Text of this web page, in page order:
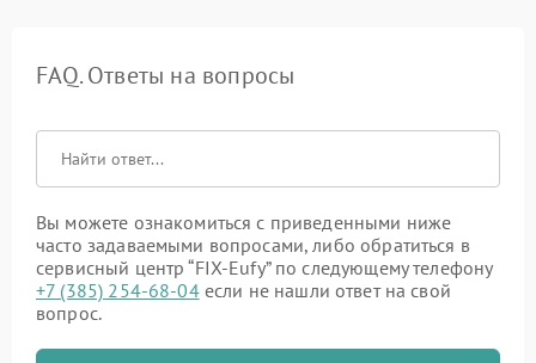
FAQ. Ответы на вопросы
Вы можете ознакомиться с приведенными ниже
часто задаваемыми вопросами, либо обратиться в
сервисный центр “FIX-Eufy” по следующему телефону
+7 (385) 254-68-04если не нашли ответ на свой
вопрос.